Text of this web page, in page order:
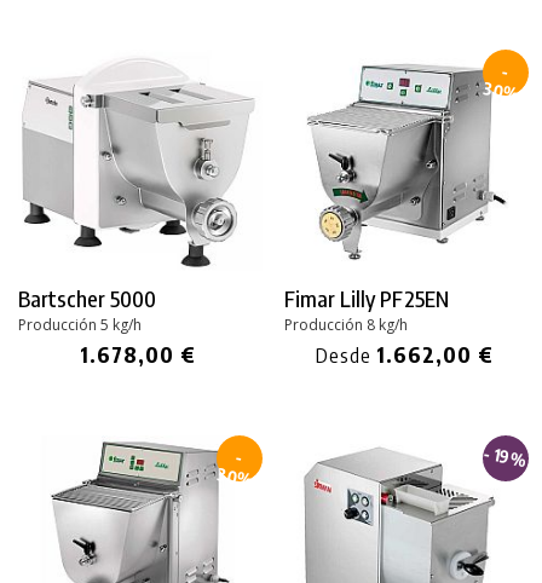
Bartscher 5000
Producción 5 kg/h
1.678,00 €
-
30%
Fimar Lilly PF25EN
Producción 8 kg/h
Desde 1.662,00 €
-
30%
- 19%